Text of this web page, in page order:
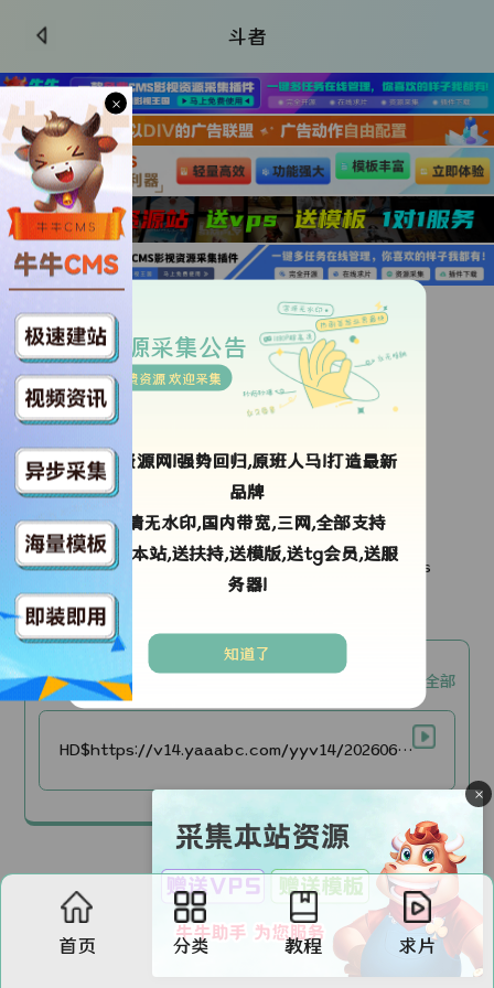
斗者
更新HD
导演：Jose Abdel Langit
年代： 2023
菲律宾
语言：其它
更新时间：
剧情简介：
Four estranged friends are bound by a scandalous
event that would test their friendship.
okm3u8【okm3u8】 复制全部
HD$https://v14.yaaabc.com/yyv14/202606/11/RtvEGk9mH727/video/index.m3u8
首页 分类 教程 求片
资源采集公告
免费资源 欢迎采集
ok资源网!强势回归,原班人马!打造最新
品牌
高清无水印,国内带宽,三网,全部支持
采集本站,送扶持,送模版,送tg会员,送服
务器!
知道了
×
×